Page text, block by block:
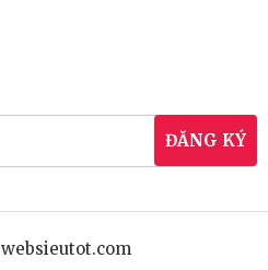
ĐĂNG KÝ
websieutot.com